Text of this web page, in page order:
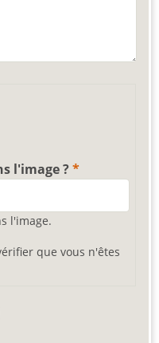
l'image ?
l'image.
que vous n'êtes